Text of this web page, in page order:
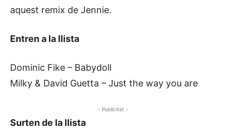
aquest remix de Jennie.
Entren a la llista
Dominic Fike – Babydoll
Milky & David Guetta – Just the way you are
- Publicitat -
Surten de la llista